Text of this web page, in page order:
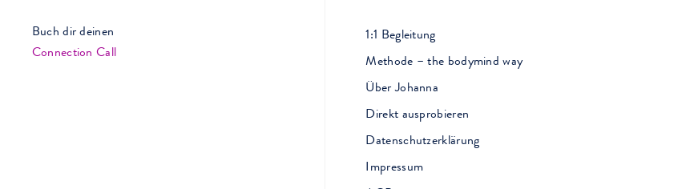
Buch dir deinen
Connection Call
1:1 Begleitung
Methode – the bodymind way
Über Johanna
Direkt ausprobieren
Datenschutzerklärung
Impressum